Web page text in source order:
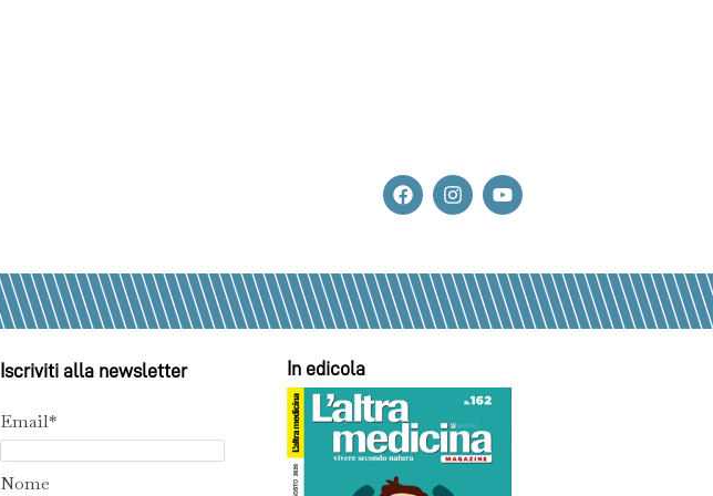
Iscriviti alla newsletter
Email*
Nome
In edicola